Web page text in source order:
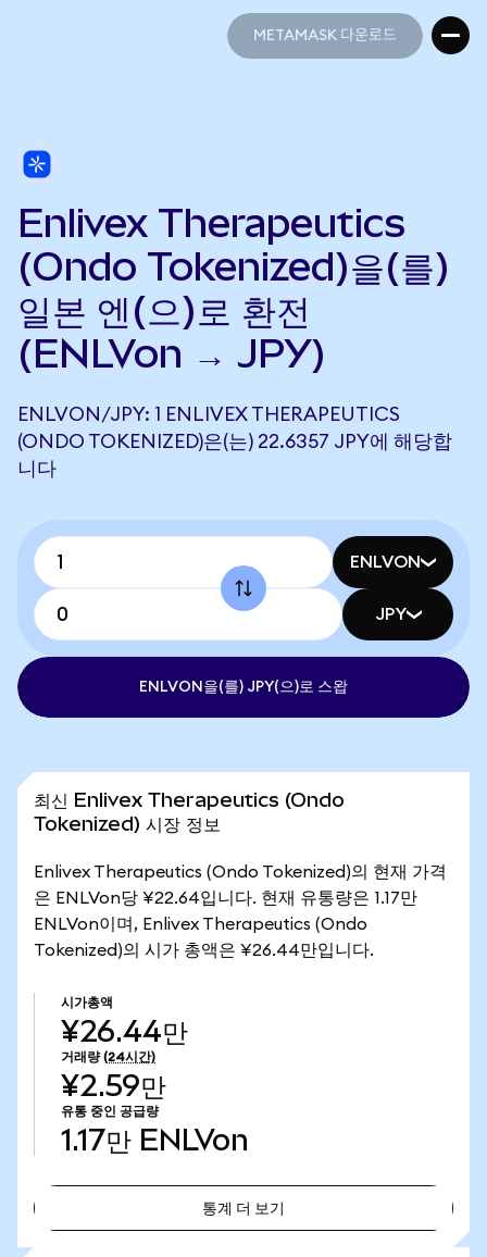
METAMASK 다운로드
Enlivex Therapeutics
(Ondo Tokenized)을(를)
일본 엔(으)로 환전
(ENLVon → JPY)
ENLVON/JPY: 1 ENLIVEX THERAPEUTICS
(ONDO TOKENIZED)은(는) 22.6357 JPY에 해당합
니다
ENLVON
JPY
ENLVON을(를) JPY(으)로 스왑
최신 Enlivex Therapeutics (Ondo
Tokenized) 시장 정보
Enlivex Therapeutics (Ondo Tokenized)의 현재 가격
은 ENLVon당 ¥22.64입니다. 현재 유통량은 1.17만
ENLVon이며, Enlivex Therapeutics (Ondo
Tokenized)의 시가 총액은 ¥26.44만입니다.
시가총액
¥26.44만
거래량 (24시간)
¥2.59만
유통 중인 공급량
1.17만 ENLVon
통계 더 보기